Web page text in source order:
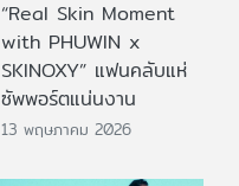
“Real Skin Moment
with PHUWIN x
SKINOXY” แฟนคลับแห่
ซัพพอร์ตแน่นงาน
13 พฤษภาคม 2026